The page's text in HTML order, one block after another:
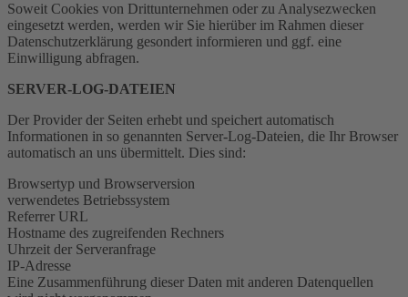
Soweit Cookies von Drittunternehmen oder zu Analysezwecken
eingesetzt werden, werden wir Sie hierüber im Rahmen dieser
Datenschutzerklärung gesondert informieren und ggf. eine
Einwilligung abfragen.
SERVER-LOG-DATEIEN
Der Provider der Seiten erhebt und speichert automatisch
Informationen in so genannten Server-Log-Dateien, die Ihr Browser
automatisch an uns übermittelt. Dies sind:
Browsertyp und Browserversion
verwendetes Betriebssystem
Referrer URL
Hostname des zugreifenden Rechners
Uhrzeit der Serveranfrage
IP-Adresse
Eine Zusammenführung dieser Daten mit anderen Datenquellen